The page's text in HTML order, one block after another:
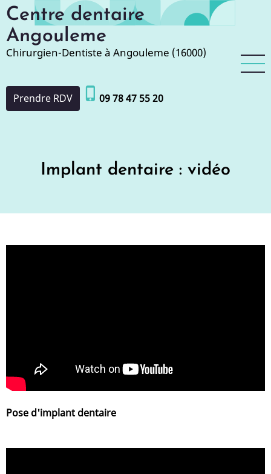
Aller
au
contenu
principal
Centre dentaire
Angouleme
Chirurgien-Dentiste à Angouleme (16000)
Prendre RDV phone_iphone 09 78 47 55 20
Implant dentaire : vidéo
Pose d'implant dentaire